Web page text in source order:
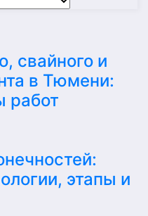
свайного и
в Тюмени:
работ
этапы и